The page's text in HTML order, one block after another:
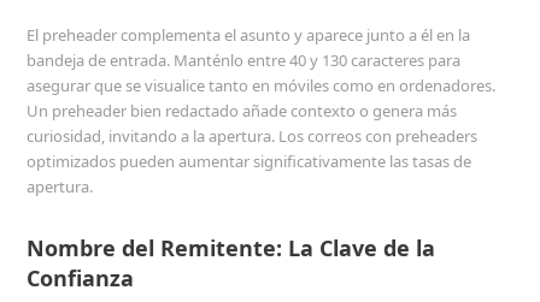
El preheader complementa el asunto y aparece junto a él en la
bandeja de entrada. Manténlo entre 40 y 130 caracteres para
asegurar que se visualice tanto en móviles como en ordenadores.
Un preheader bien redactado añade contexto o genera más
curiosidad, invitando a la apertura. Los correos con preheaders
optimizados pueden aumentar significativamente las tasas de
apertura.
Nombre del Remitente: La Clave de la
Confianza